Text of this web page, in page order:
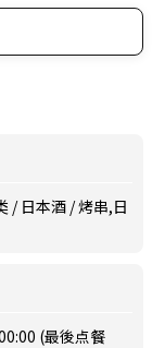
/ 日本酒 / 烤串,日
(最後点餐